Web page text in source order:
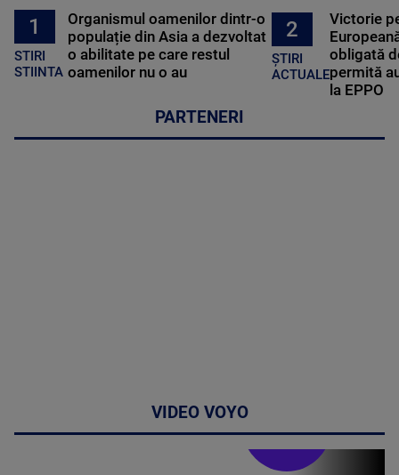
1
STIRI
STIINTA
Organismul oamenilor dintr-o
populație din Asia a dezvoltat
o abilitate pe care restul
oamenilor nu o au
2
ȘTIRI
ACTUALE
Victorie
obligată
permită
la EPPO
PARTENERI
VIDEO VOYO